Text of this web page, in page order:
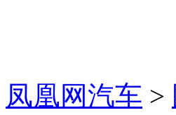
凤凰网汽车 >